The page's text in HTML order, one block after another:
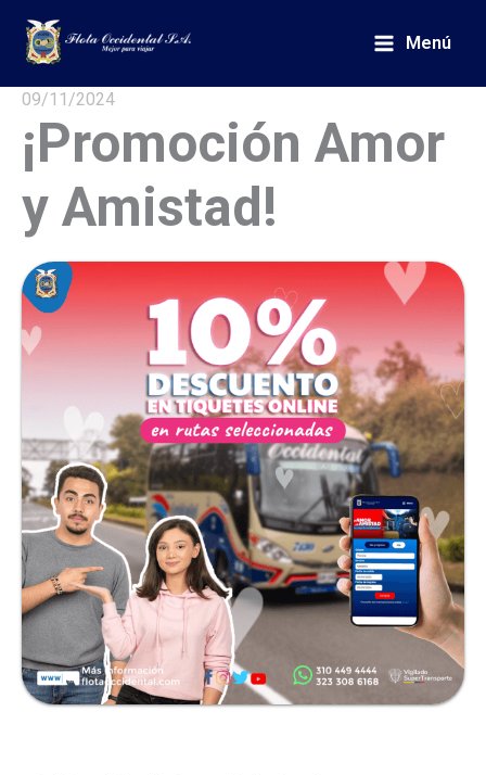
contenido
Menú
09/11/2024
¡Promoción Amor
y Amistad!